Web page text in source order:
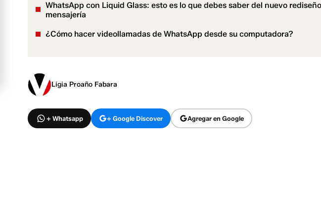
WhatsApp con Liquid Glass: esto es lo que debes saber del nuevo
mensajería
¿Cómo hacer videollamadas de WhatsApp desde su computadora?
Ligia Proaño Fabara
+ Whatsapp + Google Discover Agregar en Google